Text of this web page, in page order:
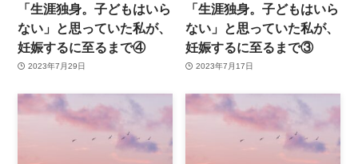
「生涯独身。子どもはいら
ない」と思っていた私が、
妊娠するに至るまで④
2023年7月29日
「生涯独身。子どもはいら
ない」と思っていた私が、
妊娠するに至るまで③
2023年7月17日